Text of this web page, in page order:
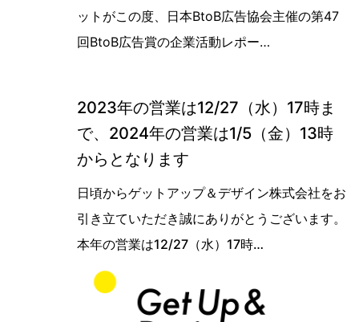
ットがこの度、日本BtoB広告協会主催の第47
回BtoB広告賞の企業活動レポー…
2023年の営業は12/27（水）17時ま
で、2024年の営業は1/5（金）13時
からとなります
日頃からゲットアップ＆デザイン株式会社をお
引き立ていただき誠にありがとうございます。
本年の営業は12/27（水）17時…